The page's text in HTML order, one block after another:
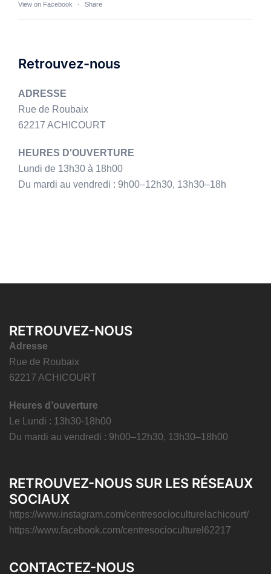
View on Facebook · Share
Retrouvez-nous
ADRESSE
Rue de Roubaix
62217 ACHICOURT
HEURES D'OUVERTURE
Lundi de 13h30 à 18h00
Du mardi au vendredi : 9h00–12h30, 13h30–18h
RETROUVEZ-NOUS
Adresse
Rue de Roubaix
62217 ACHICOURT
Heures d’ouverture
Le Lundi : 13h30-18h00
Du mardi au vendredi : 9h00–12h30, 13h30–18h00
RETROUVEZ-NOUS SUR LES RÉSEAUX
SOCIAUX
https://www.instagram.com/centresocioculturelachicourt/
https://www.facebook.com/centresocioculturel62217
CONTACTEZ-NOUS